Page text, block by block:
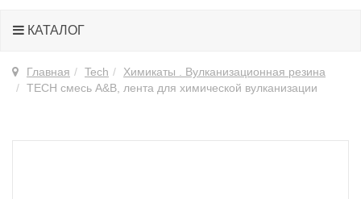
КАТАЛОГ
Главная Tech
Химикаты . Вулканизационная резина
TECH смесь A&B, лента для химической вулканизации